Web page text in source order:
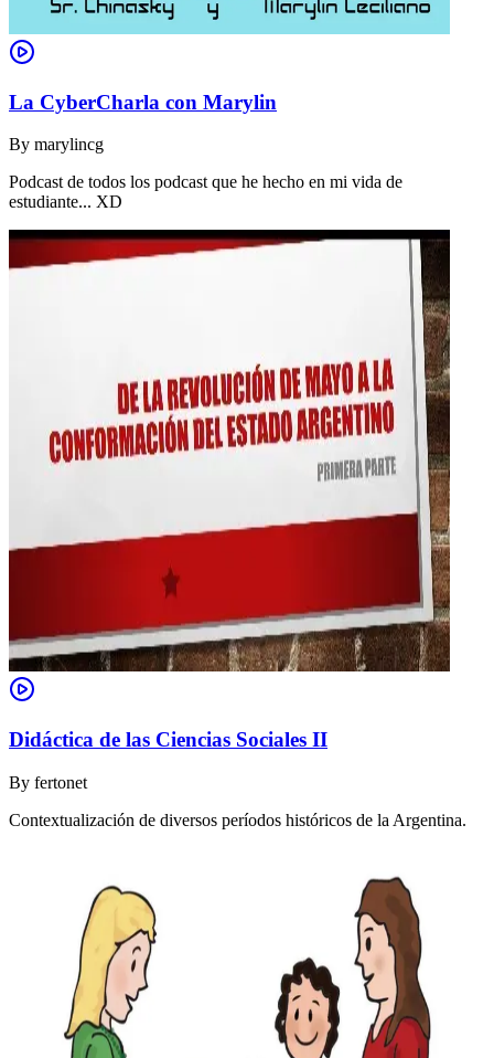
La CyberCharla con Marylin
By marylincg
Podcast de todos los podcast que he hecho en mi vida de
estudiante... XD
Didáctica de las Ciencias Sociales II
By fertonet
Contextualización de diversos períodos históricos de la Argentina.